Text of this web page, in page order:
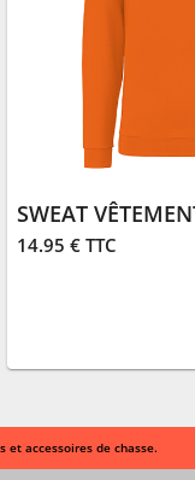
14.95 € TTC
accessoires de chasse.